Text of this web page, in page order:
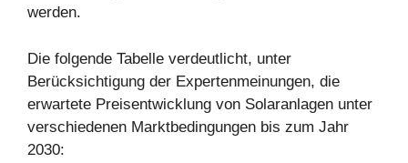
werden.
Die folgende Tabelle verdeutlicht, unter
Berücksichtigung der Expertenmeinungen, die
erwartete Preisentwicklung von Solaranlagen unter
verschiedenen Marktbedingungen bis zum Jahr
2030: